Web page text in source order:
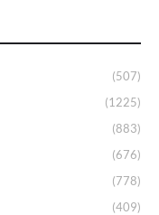
(507)
(1225)
(883)
(676)
(778)
(409)